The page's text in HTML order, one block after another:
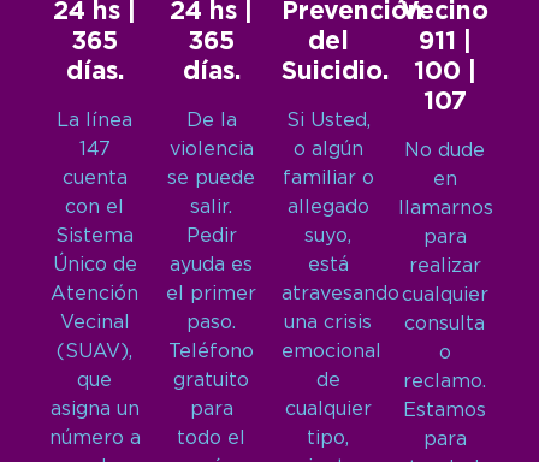
24 hs |
365
días.
La línea
147
cuenta
con el
Sistema
Único de
Atención
Vecinal
(SUAV),
que
asigna un
número a
24 hs |
365
días.
De la
violencia
se puede
salir.
Pedir
ayuda es
el primer
paso.
Teléfono
gratuito
para
todo el
Prevención
del
Suicidio.
Si Usted,
o algún
familiar o
allegado
suyo,
está
atravesando
una crisis
emocional
de
cualquier
tipo,
Vecino
911 |
100 |
107
No dude
en
llamarnos
para
realizar
cualquier
consulta
o
reclamo.
Estamos
para